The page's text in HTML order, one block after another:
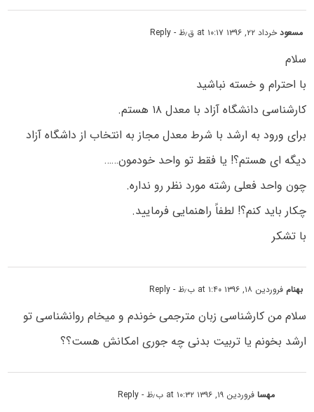
مسعودخرداد ۲۲, ۱۳۹۶ at ۱۰:۱۷ ق٫ظ - Reply
سلام
با احترام و خسته نباشید
کارشناسی دانشگاه آزاد با معدل ۱۸ هستم.
برای ورود به ارشد با شرط معدل مجاز به انتخاب از داشگاه آزاد
دیگه ای هستم؟! یا فقط تو واحد خودمون……
چون واحد فعلی رشته مورد نظر رو نداره.
چکار باید کنم؟! لطفاً راهنمایی فرمایید.
با تشکر
بهنام فروردین ۱۸, ۱۳۹۶ at ۱:۴۰ ب٫ظ - Reply
سلام من کارشناسی زبان مترجمی خوندم و میخام روانشناسی تو
ارشد بخونم یا تربیت بدنی چه جوری امکانش هست؟؟
مهسافروردین ۱۹, ۱۳۹۶ at ۱۰:۳۲ ب٫ظ - Reply